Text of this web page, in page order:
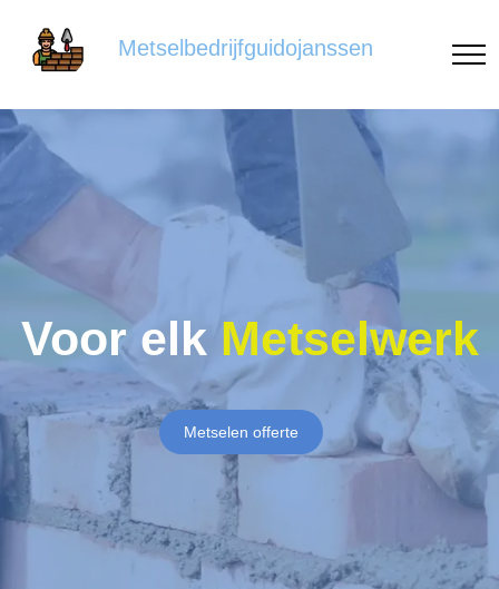
Metselbedrijfguidojanssen
Voor elk Metselwerk
Metselen offerte